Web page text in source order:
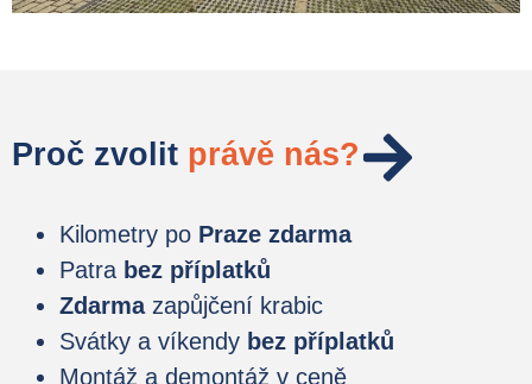
Proč zvolit právě nás?
Kilometry po Praze zdarma
Patra bez příplatků
Zdarma zapůjčení krabic
Svátky a víkendy bez příplatků
Montáž a demontáž v ceně